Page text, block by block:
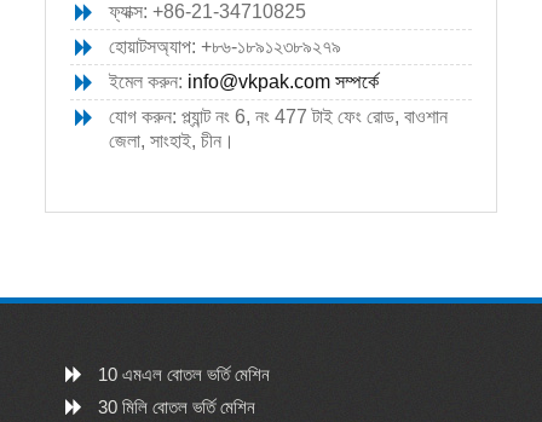
ফ্যাক্স: +86-21-34710825
হোয়াটসঅ্যাপ: +৮৬-১৮৯১২৩৮৯২৭৯
ইমেল করুন: info@vkpak.com সম্পর্কে
যোগ করুন: প্ল্যান্ট নং 6, নং 477 টাই ফেং রোড, বাওশান
জেলা, সাংহাই, চীন।
10 এমএল বোতল ভর্তি মেশিন
30 মিলি বোতল ভর্তি মেশিন